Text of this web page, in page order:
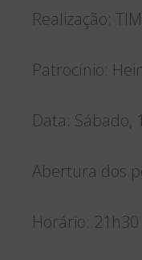
Realização:
Patrocínio:
Data: Sábado,
Abertura dos
Horário: 21h30